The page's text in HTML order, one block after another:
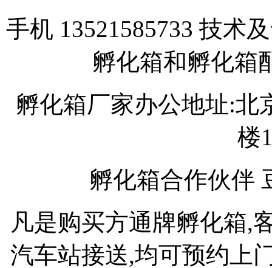
手机 13521585733 技术
孵化箱和孵化箱
孵化箱厂家办公地址:北
楼
孵化箱合作伙伴
凡是购买方通牌孵化箱,
汽车站接送,均可预约上